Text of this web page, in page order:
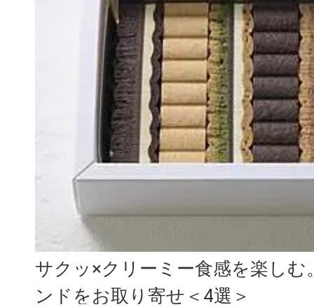
サクッ×クリーミー食感を楽し
ンドをお取り寄せ＜4選＞